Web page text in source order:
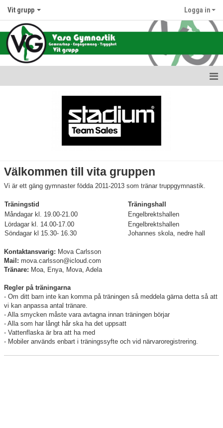
Vit grupp Logga in
Kontakt
Välkommen till vita gruppen
Vi är ett gäng gymnaster födda 2011-2013 som tränar truppgymnastik.
Träningstid
Träningshall
Måndagar kl. 19.00-21.00
Engelbrektshallen
Lördagar kl. 14.00-17.00
Söndagar kl 15.30- 16.30
Engelbrektshallen
Johannes skola, nedre hall
Kontaktansvarig: Mova Carlsson
Mail: mova.carlsson@icloud.com
Tränare: Moa, Enya, Mova, Adela
Regler på träningarna
- Om ditt barn inte kan komma på träningen så meddela gärna detta så att
vi kan anpassa antal tränare.
- Alla smycken måste vara avtagna innan träningen börjar
- Alla som har långt hår ska ha det uppsatt
- Vattenflaska är bra att ha med
- Mobiler används enbart i träningssyfte och vid närvaroregistrering.